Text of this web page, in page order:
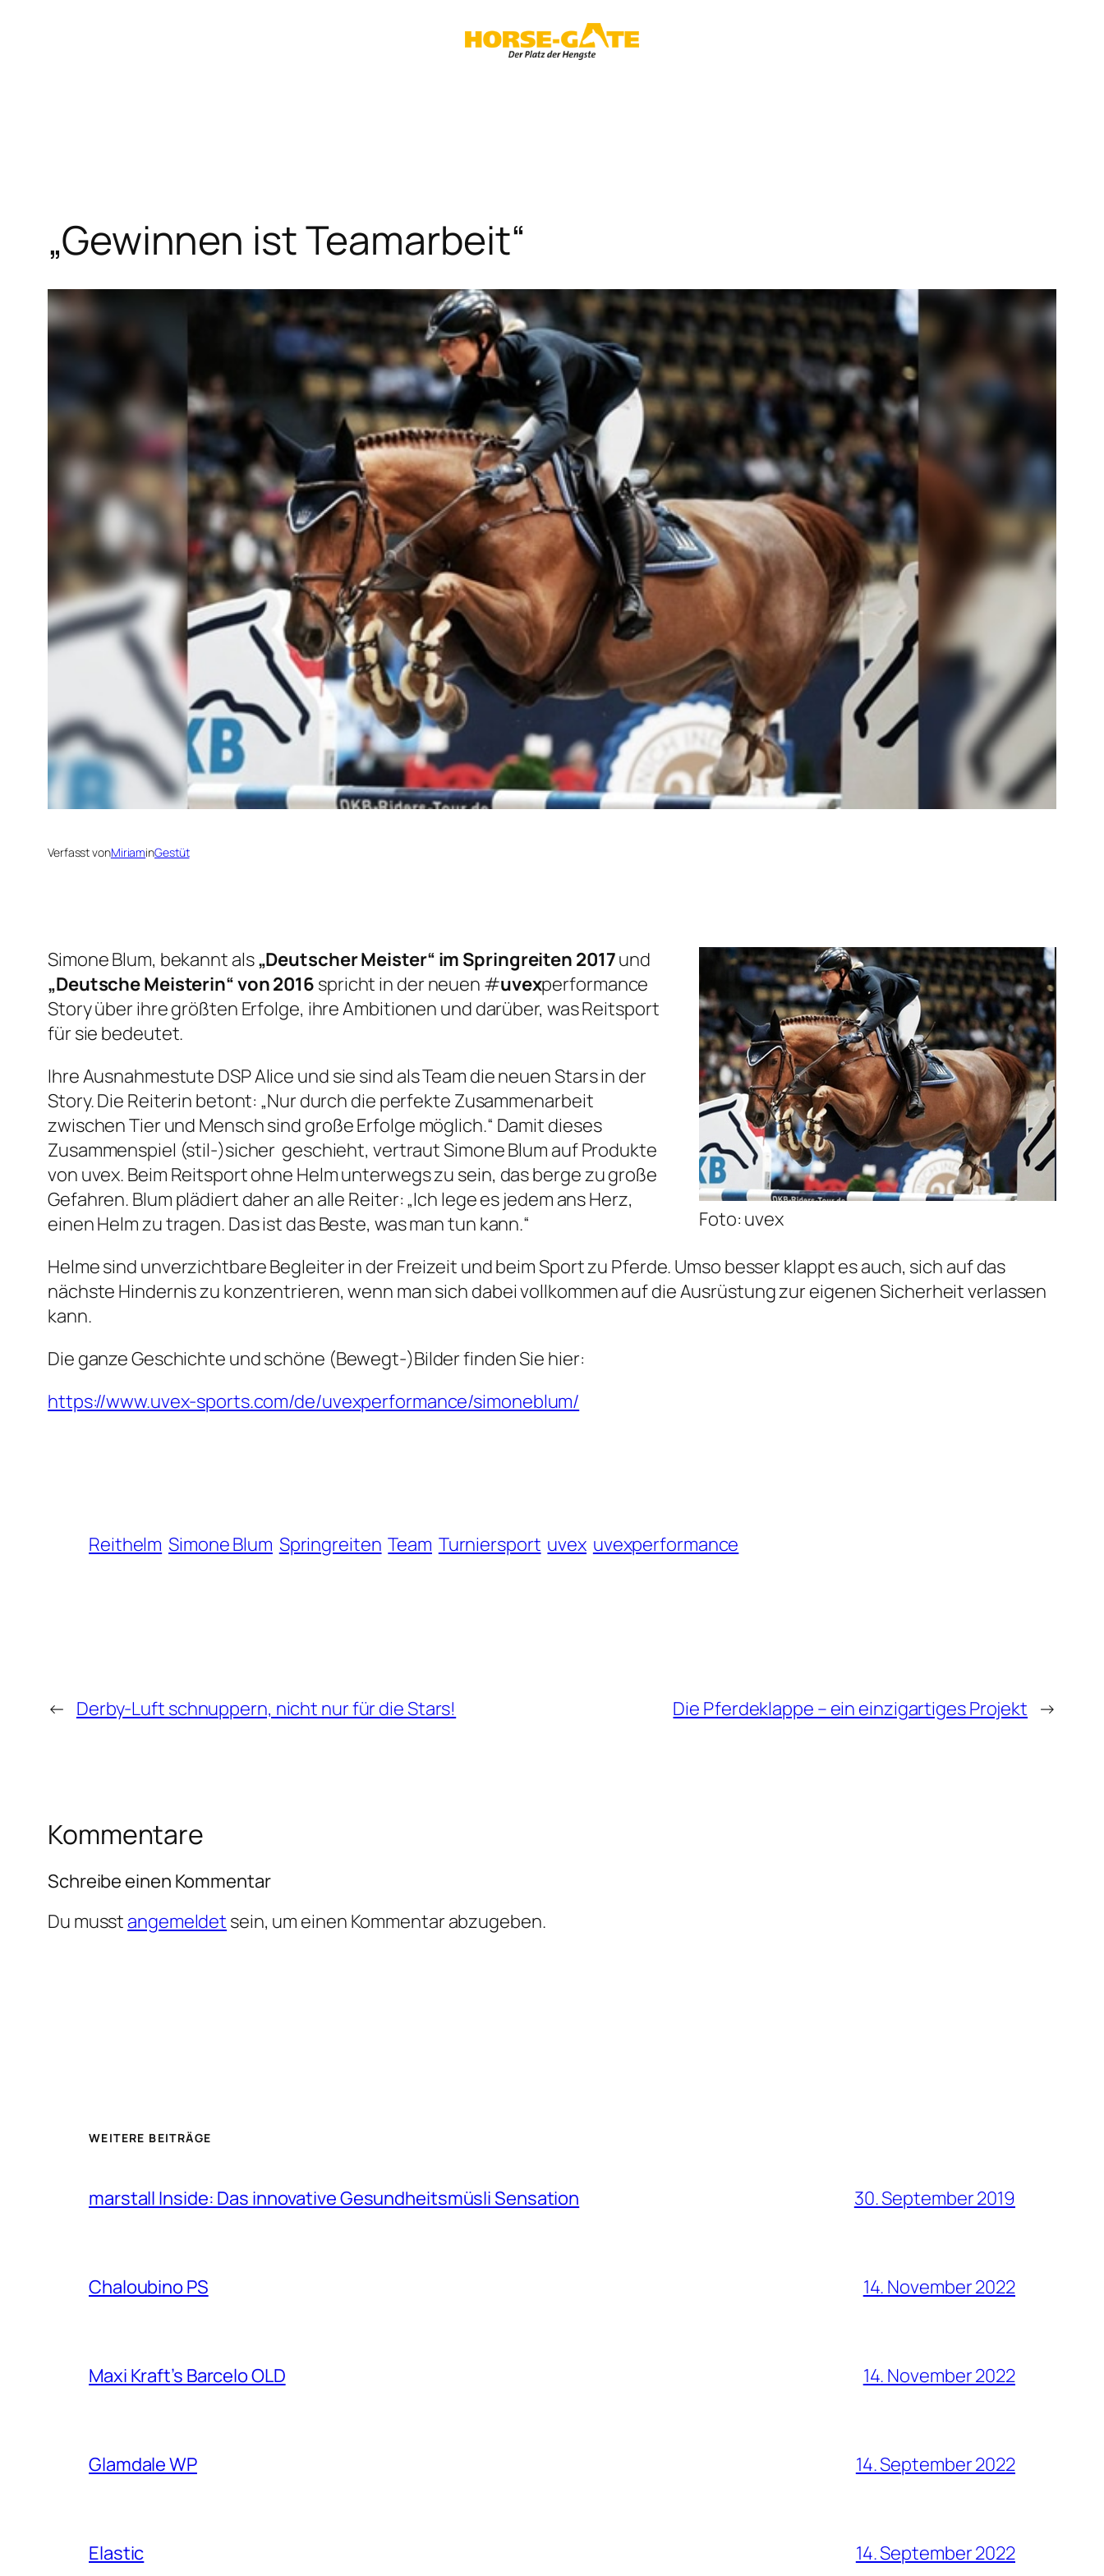
„Gewinnen ist Teamarbeit“
Verfasst vonMiriaminGestüt
Foto: uvex
Simone Blum, bekannt als„Deutscher Meister“ im Springreiten 2017und
„Deutsche Meisterin“ von 2016 spricht in der neuen #uvexperformance
Story über ihre größten Erfolge, ihre Ambitionen und darüber, was Reitsport
für sie bedeutet.
Ihre Ausnahmestute DSP Alice und sie sind als Team die neuen Stars in der
Story. Die Reiterin betont: „Nur durch die perfekte Zusammenarbeit
zwischen Tier und Mensch sind große Erfolge möglich.“ Damit dieses
Zusammenspiel (stil-)sicher geschieht, vertraut Simone Blum auf Produkte
von uvex. Beim Reitsport ohne Helm unterwegs zu sein, das berge zu große
Gefahren. Blum plädiert daher an alle Reiter: „Ich lege es jedem ans Herz,
einen Helm zu tragen. Das ist das Beste, was man tun kann.“
Helme sind unverzichtbare Begleiter in der Freizeit und beim Sport zu Pferde. Umso besser klappt es auch, sich auf das
nächste Hindernis zu konzentrieren, wenn man sich dabei vollkommen auf die Ausrüstung zur eigenen Sicherheit verlassen
kann.
Die ganze Geschichte und schöne (Bewegt-)Bilder finden Sie hier:
https://www.uvex-sports.com/de/uvexperformance/simoneblum/
Reithelm Simone Blum Springreiten Team Turniersport uvex uvexperformance
← Derby-Luft schnuppern, nicht nur für die Stars! Die Pferdeklappe – ein einzigartiges Projekt →
Kommentare
Schreibe einen Kommentar
Du musst angemeldet sein, um einen Kommentar abzugeben.
WEITERE BEITRÄGE
marstall Inside: Das innovative Gesundheitsmüsli Sensation 30. September 2019
Chaloubino PS 14. November 2022
Maxi Kraft’s Barcelo OLD 14. November 2022
Glamdale WP 14. September 2022
Elastic 14. September 2022